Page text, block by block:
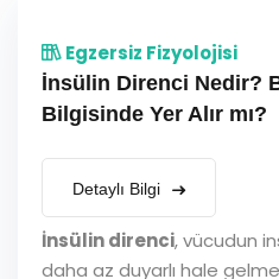
Egzersiz Fizyolojisi
İnsülin Direnci Nedir?
Bilgisinde Yer Alır mı?
Detaylı Bilgi
İnsülin direnci, vücudun
daha az duyarlı hale